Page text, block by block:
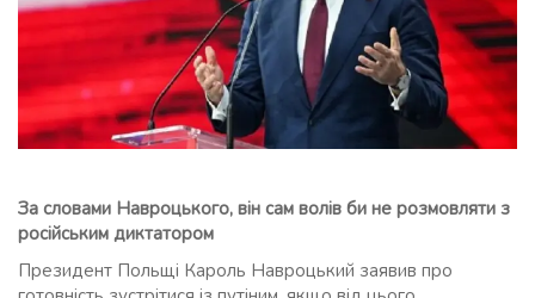
За словами Навроцького, він сам волів би не розмовляти з
російським диктатором
Президент Польщі Кароль Навроцький заявив про